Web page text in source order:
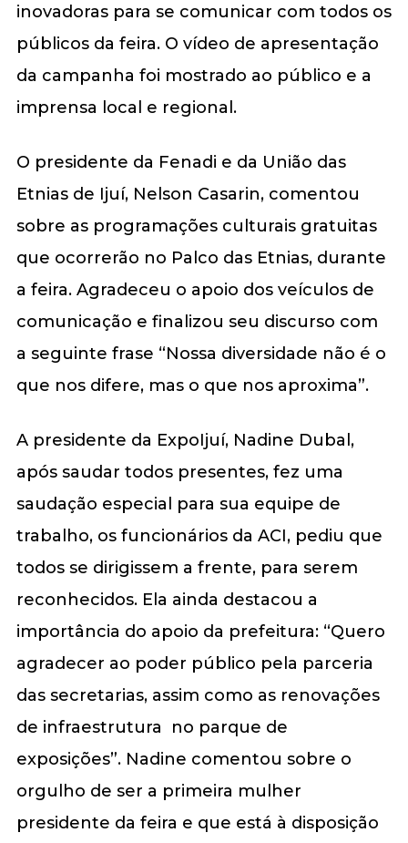
inovadoras para se comunicar com todos os
públicos da feira. O vídeo de apresentação
da campanha foi mostrado ao público e a
imprensa local e regional.
O presidente da Fenadi e da União das
Etnias de Ijuí, Nelson Casarin, comentou
sobre as programações culturais gratuitas
que ocorrerão no Palco das Etnias, durante
a feira. Agradeceu o apoio dos veículos de
comunicação e finalizou seu discurso com
a seguinte frase “Nossa diversidade não é o
que nos difere, mas o que nos aproxima”.
A presidente da ExpoIjuí, Nadine Dubal,
após saudar todos presentes, fez uma
saudação especial para sua equipe de
trabalho, os funcionários da ACI, pediu que
todos se dirigissem a frente, para serem
reconhecidos. Ela ainda destacou a
importância do apoio da prefeitura: “Quero
agradecer ao poder público pela parceria
das secretarias, assim como as renovações
de infraestrutura no parque de
exposições”. Nadine comentou sobre o
orgulho de ser a primeira mulher
presidente da feira e que está à disposição